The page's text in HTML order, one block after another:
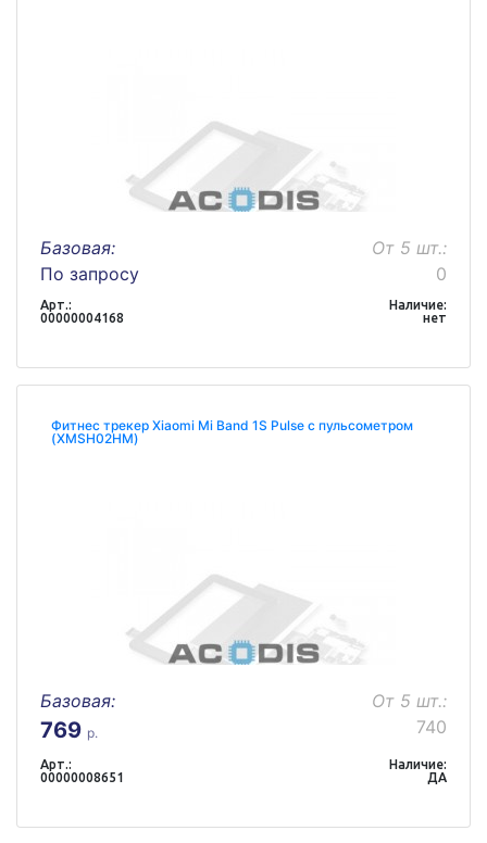
Базовая:
По запросу
От 5 шт.:
0
Арт.:
00000004168
Наличие:
нет
Фитнес трекер Xiaomi Mi Band 1S Pulse с пульсометром
(XMSH02HM)
Базовая:
769 р.
От 5 шт.:
740
Арт.:
00000008651
Наличие:
ДА